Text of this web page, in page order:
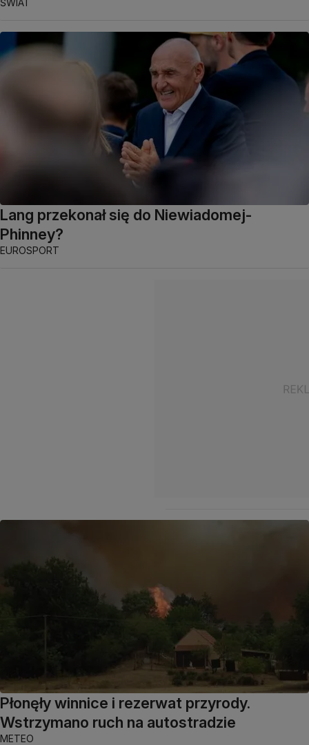
Lang przekonał się do Niewiadomej-
Phinney?
EUROSPORT
Płonęły winnice i rezerwat przyrody.
Wstrzymano ruch na autostradzie
METEO